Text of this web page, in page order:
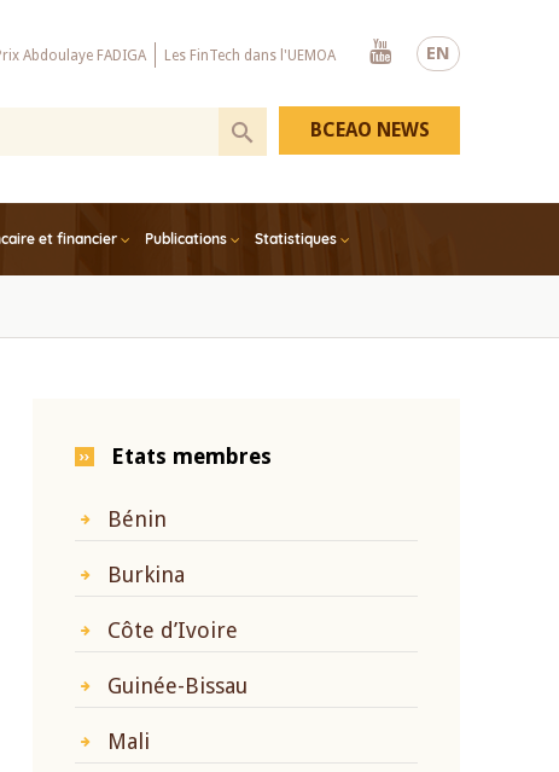
EN
Abdoulaye FADIGA Les FinTech dans l'UEMOA
Youtube
et financier Publications Statistiques
BCEAO NEWS
Etats membres
Bénin
Burkina
Côte d’Ivoire
Guinée-Bissau
Mali